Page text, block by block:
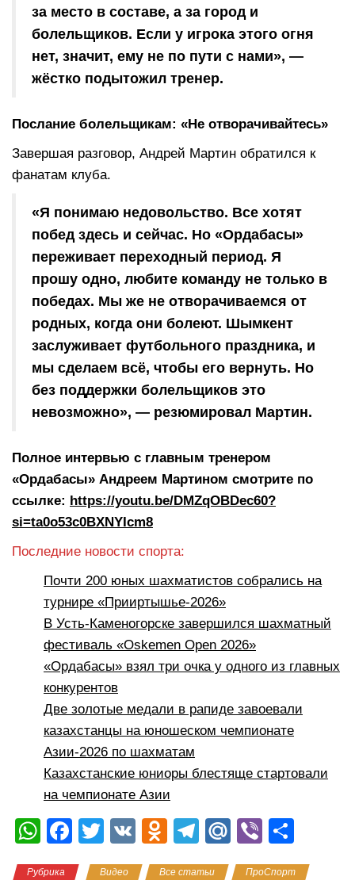
за место в составе, а за город и
болельщиков. Если у игрока этого огня
нет, значит, ему не по пути с нами», —
жёстко подытожил тренер.
Послание болельщикам: «Не отворачивайтесь»
Завершая разговор, Андрей Мартин обратился к
фанатам клуба.
«Я понимаю недовольство. Все хотят
побед здесь и сейчас. Но «Ордабасы»
переживает переходный период. Я
прошу одно, любите команду не только в
победах. Мы же не отворачиваемся от
родных, когда они болеют. Шымкент
заслуживает футбольного праздника, и
мы сделаем всё, чтобы его вернуть. Но
без поддержки болельщиков это
невозможно», — резюмировал Мартин.
Полное интервью с главным тренером
«Ордабасы» Андреем Мартином смотрите по
ссылке: https://youtu.be/DMZqOBDec60?
si=ta0o53c0BXNYIcm8
Последние новости спорта:
Почти 200 юных шахматистов собрались на
турнире «Прииртышье-2026»
В Усть-Каменогорске завершился шахматный
фестиваль «Oskemen Open 2026»
«Ордабасы» взял три очка у одного из главных
конкурентов
Две золотые медали в рапиде завоевали
казахстанцы на юношеском чемпионате
Азии-2026 по шахматам
Казахстанские юниоры блестяще стартовали
на чемпионате Азии
W F
T
V
O
T
M Vi
Рубрика Видео Все статьи ПроСпорт